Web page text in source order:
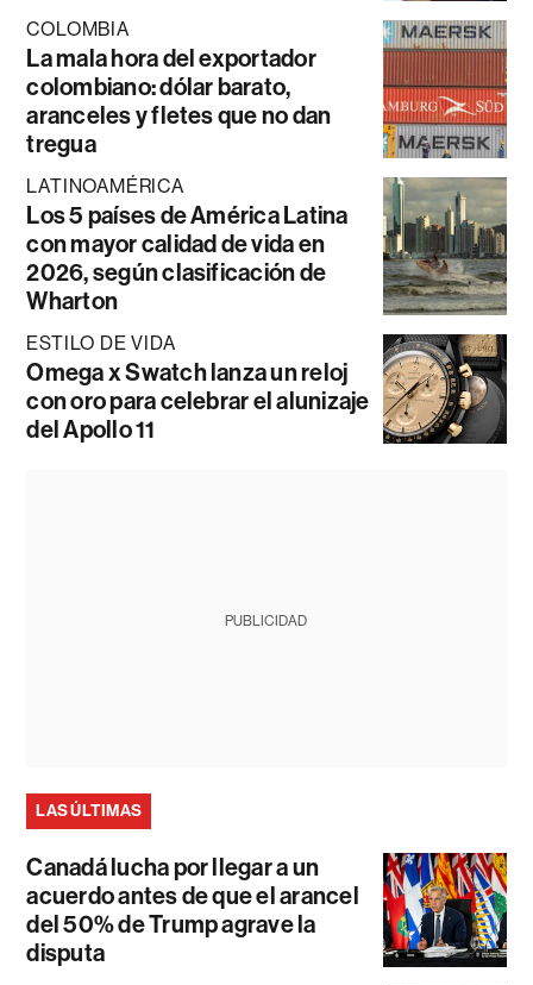
COLOMBIA
La mala hora del exportador
colombiano: dólar barato,
aranceles y fletes que no dan
tregua
LATINOAMÉRICA
Los 5 países de América Latina
con mayor calidad de vida en
2026, según clasificación de
Wharton
ESTILO DE VIDA
Omega x Swatch lanza un reloj
con oro para celebrar el alunizaje
del Apollo 11
PUBLICIDAD
LAS ÚLTIMAS
Canadá lucha por llegar a un
acuerdo antes de que el arancel
del 50% de Trump agrave la
disputa